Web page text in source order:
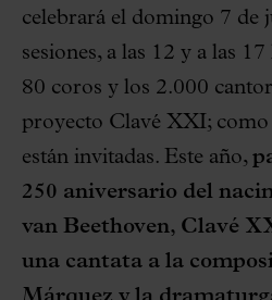
celebrará el domingo 7 de
sesiones, a las 12 y a las
80 coros y los 2.000
proyecto Clavé XXI; como
están invitadas. Este año,
250 aniversario del
van Beethoven, Clavé
una cantata a la